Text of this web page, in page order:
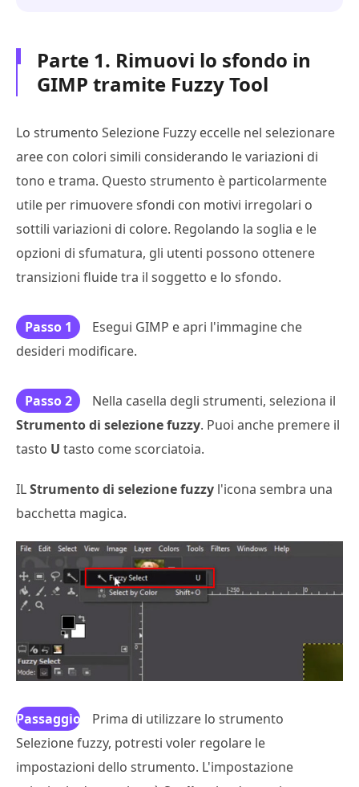
Parte 1. Rimuovi lo sfondo in
GIMP tramite Fuzzy Tool
Lo strumento Selezione Fuzzy eccelle nel selezionare
aree con colori simili considerando le variazioni di
tono e trama. Questo strumento è particolarmente
utile per rimuovere sfondi con motivi irregolari o
sottili variazioni di colore. Regolando la soglia e le
opzioni di sfumatura, gli utenti possono ottenere
transizioni fluide tra il soggetto e lo sfondo.
Passo 1
Esegui GIMP e apri l'immagine che
desideri modificare.
Passo 2
Nella casella degli strumenti, seleziona il
Strumento di selezione fuzzy. Puoi anche premere il
tasto U tasto come scorciatoia.
ILStrumento di selezione fuzzy l'icona sembra una
bacchetta magica.
Passaggio
3
Prima di utilizzare lo strumento
Selezione fuzzy, potresti voler regolare le
impostazioni dello strumento. L'impostazione